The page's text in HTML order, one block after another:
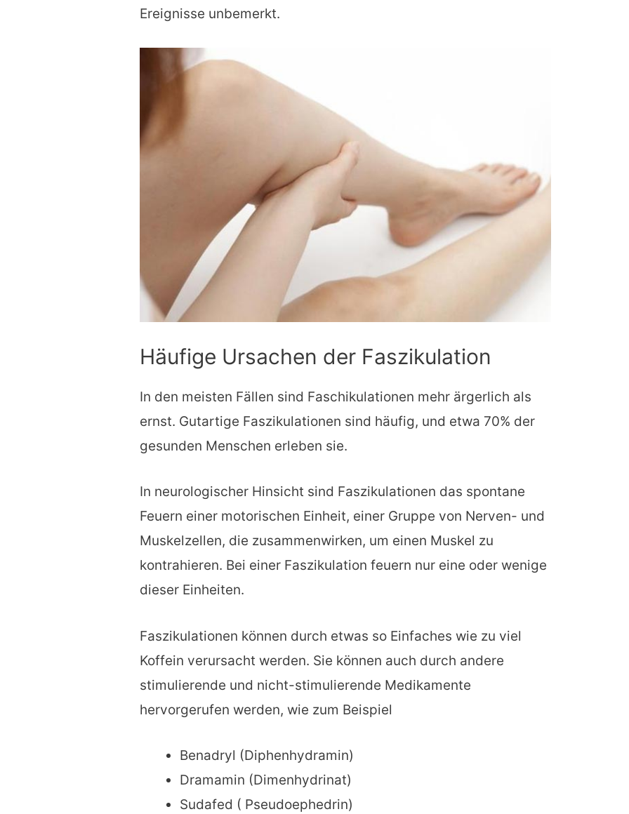
Ereignisse unbemerkt.
Häufige Ursachen der Faszikulation
In den meisten Fällen sind Faschikulationen mehr ärgerlich als
ernst. Gutartige Faszikulationen sind häufig, und etwa 70% der
gesunden Menschen erleben sie.
In neurologischer Hinsicht sind Faszikulationen das spontane
Feuern einer motorischen Einheit, einer Gruppe von Nerven- und
Muskelzellen, die zusammenwirken, um einen Muskel zu
kontrahieren. Bei einer Faszikulation feuern nur eine oder wenige
dieser Einheiten.
Faszikulationen können durch etwas so Einfaches wie zu viel
Koffein verursacht werden. Sie können auch durch andere
stimulierende und nicht-stimulierende Medikamente
hervorgerufen werden, wie zum Beispiel
Benadryl (Diphenhydramin)
Dramamin (Dimenhydrinat)
Sudafed ( Pseudoephedrin)